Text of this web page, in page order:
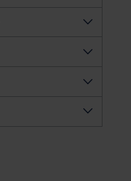
o
n
r